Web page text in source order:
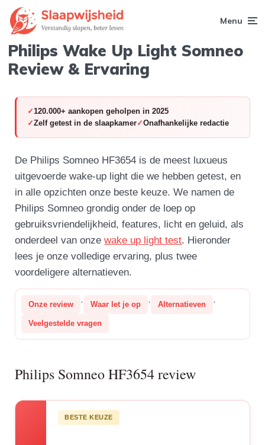
Menu
Philips Wake Up Light Somneo
Review & Ervaring
120.000+ aankopen geholpen in 2025
Zelf getest in de slaapkamer
Onafhankelijke redactie
De Philips Somneo HF3654 is de meest luxueus
uitgevoerde wake-up light die we hebben getest, en
in alle opzichten onze beste keuze. We namen de
Philips Somneo grondig onder de loep op
gebruiksvriendelijkheid, features, licht en geluid, als
onderdeel van onzewake up light test. Hieronder
lees je onze volledige ervaring, plus twee
voordeligere alternatieven.
Onze review · Waar let je op · Alternatieven ·
Veelgestelde vragen
Philips Somneo HF3654 review
BESTE KEUZE